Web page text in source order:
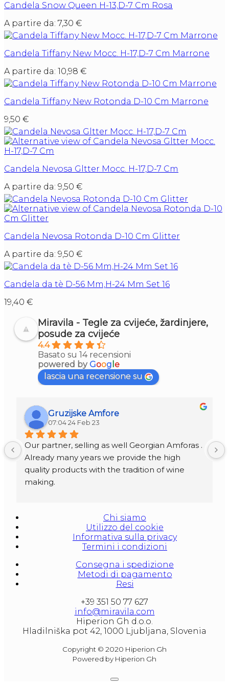
Candela Snow Queen H-13,D-7 Cm Rosa
A partire da: 7,30 €
Candela Tiffany New Mocc. H-17,D-7 Cm Marrone
A partire da: 10,98 €
Candela Tiffany New Rotonda D-10 Cm Marrone
9,50 €
Candela Nevosa Gltter Mocc. H-17,D-7 Cm
A partire da: 9,50 €
Candela Nevosa Rotonda D-10 Cm Glitter
A partire da: 9,50 €
Candela da tè D-56 Mm,H-24 Mm Set 16
19,40 €
Miravila - Tegle za cvijeće, žardinjere,
posude za cvijeće
4.4
Basato su 14 recensioni
powered byGoog e
lascia una recensione su
Gruzijske Amfore
07:04 24 Feb 23
Our partner, selling as well Georgian Amforas .
Already many years we provide the high
quality products with the tradition of wine
making.
At our partners Miravila showroom you can
Chi siamo
Utilizzo del cookie
Informativa sulla privacy
Termini i condizioni
Consegna i spedizione
Metodi di pagamento
Resi
+39 351 50 77 627
info@miravila.com
Hiperion Gh d.o.o.
Hladilniška pot 42, 1000 Ljubljana, Slovenia
Copyright © 2020 Hiperion Gh
Powered by Hiperion Gh